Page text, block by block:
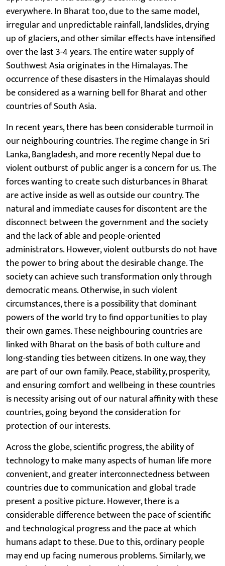
everywhere. In Bharat too, due to the same model,
irregular and unpredictable rainfall, landslides, drying
up of glaciers, and other similar effects have intensified
over the last 3-4 years. The entire water supply of
Southwest Asia originates in the Himalayas. The
occurrence of these disasters in the Himalayas should
be considered as a warning bell for Bharat and other
countries of South Asia.
In recent years, there has been considerable turmoil in
our neighbouring countries. The regime change in Sri
Lanka, Bangladesh, and more recently Nepal due to
violent outburst of public anger is a concern for us. The
forces wanting to create such disturbances in Bharat
are active inside as well as outside our country. The
natural and immediate causes for discontent are the
disconnect between the government and the society
and the lack of able and people-oriented
administrators. However, violent outbursts do not have
the power to bring about the desirable change. The
society can achieve such transformation only through
democratic means. Otherwise, in such violent
circumstances, there is a possibility that dominant
powers of the world try to find opportunities to play
their own games. These neighbouring countries are
linked with Bharat on the basis of both culture and
long-standing ties between citizens. In one way, they
are part of our own family. Peace, stability, prosperity,
and ensuring comfort and wellbeing in these countries
is necessity arising out of our natural affinity with these
countries, going beyond the consideration for
protection of our interests.
Across the globe, scientific progress, the ability of
technology to make many aspects of human life more
convenient, and greater interconnectedness between
countries due to communication and global trade
present a positive picture. However, there is a
considerable difference between the pace of scientific
and technological progress and the pace at which
humans adapt to these. Due to this, ordinary people
may end up facing numerous problems. Similarly, we